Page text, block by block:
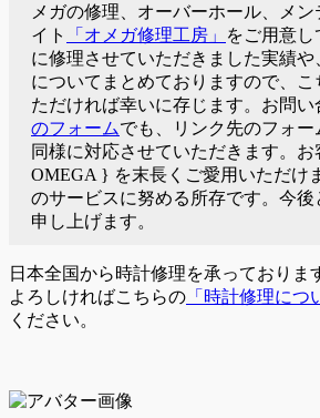
メガの修理、オーバーホール、メ
イト
「オメガ修理工房」
をご用意
に修理させていただきました実績
についてまとめておりますので、
ただければ幸いに存じます。お問い
のフォームでも、リンク先のフォー
同様に対応させていただきます。
OMEGA } を末長くご愛用いただけ
のサービスに努める所存です。今後
申し上げます。
日本全国から時計修理を承っておりま
よろしければこちらの 「時計修理につ
ください。